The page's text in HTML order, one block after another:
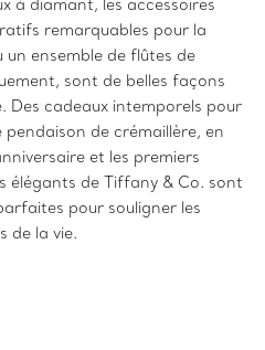
à diamant, les accessoires
remarquables pour la
ensemble de flûtes de
sont de belles façons
Des cadeaux intemporels pour
pendaison de crémaillère, en
et les premiers
élégants de Tiffany & Co. sont
pour souligner les
de la vie.